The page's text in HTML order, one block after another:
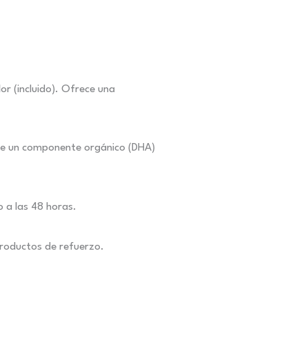
(incluido). Ofrece una
componente orgánico (DHA)
a las 48 horas.
de refuerzo.